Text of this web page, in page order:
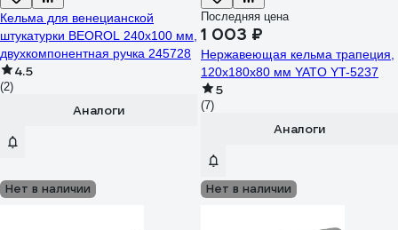
Кельма для венецианской
штукатурки BEOROL 240x100 мм,
двухкомпонентная ручка 245728
4.5
(2)
Аналоги
Последняя цена
1 003 ₽
Нержавеющая кельма трапеция,
120х180х80 мм YATO YT-5237
5
(7)
Аналоги
Нет в наличии Нет в наличии